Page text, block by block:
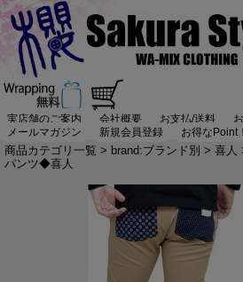
実店舗のご案内 会社概要 お支払/送料
メールマガジン
新規会員登録 お得なPoint！
商品カテゴリ一覧 > brand:ブランド別 > 喜人
パンツ◆喜人